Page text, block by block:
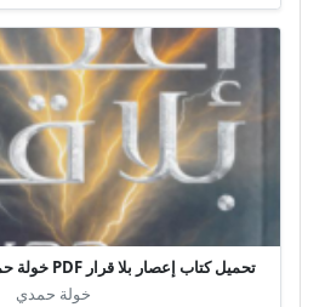
تحميل كتاب إعصار بلا قرار PDF خولة حمدي مجانا برابط مباشر
خولة حمدي